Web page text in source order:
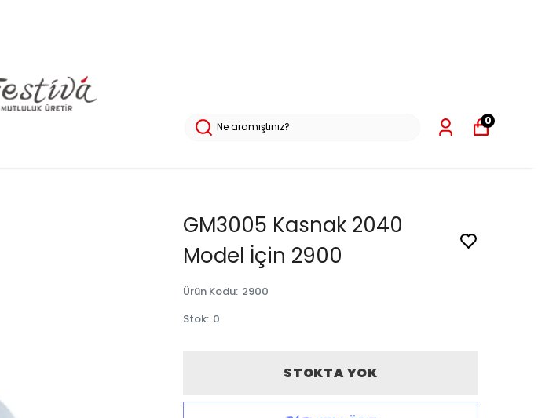
0
GM3005 Kasnak 2040
Model İçin 2900
Ürün Kodu: 2900
Stok: 0
STOKTA YOK